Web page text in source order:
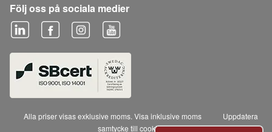
Följ oss på sociala medier
Alla priser visas exklusive moms. Visa inklusive moms
Uppdatera
samtycke till cookies